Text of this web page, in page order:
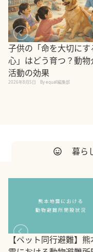
子供の「命を大切にす
心」はどう育つ？動物
活動の効果
2026年8月5日 By equall編集部
暮ら
【ペット同行避難】